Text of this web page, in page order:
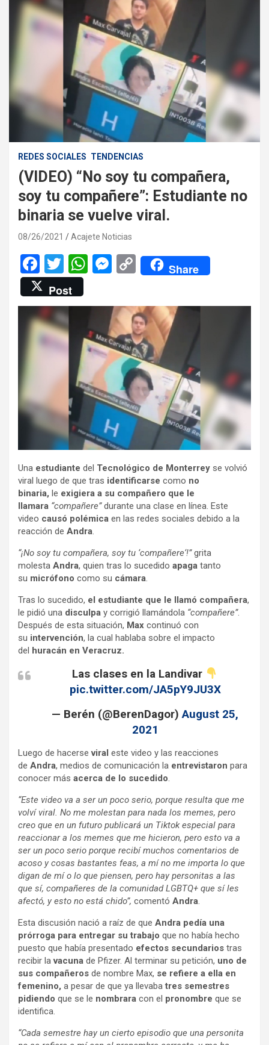
REDES SOCIALES TENDENCIAS
(VIDEO) “No soy tu compañera,
soy tu compañere”: Estudiante no
binaria se vuelve viral.
08/26/2021 Acajete Noticias
F
a
ce
b
o
T
wi
tt
er
W
at
A
p
p
M
se
n
g
er
C
o
py
Li
n
k
Share
Post
Una estudiante del Tecnológico de Monterrey se volvió
viral luego de que tras identificarse como no
binaria, le exigiera a su compañero que le
llamara “compañere”durante una clase en línea. Este
video causó polémica en las redes sociales debido a la
reacción de Andra.
“¡No soy tu compañera, soy tu ‘compañere‘!”grita
molesta Andra, quien tras lo sucedido apaga tanto
su micrófono como su cámara.
Tras lo sucedido, el estudiante que le llamó compañera,
le pidió una disculpa y corrigió llamándola “compañere”.
Después de esta situación, Max continuó con
su intervención, la cual hablaba sobre el impacto
del
huracán en Veracruz.
Las clases en la Landivar
pic.twitter.com/JA5pY9JU3X
— Berén (@BerenDagor)August 25,
2021
Luego de hacerseviral este video y las reacciones
de Andra, medios de comunicación la entrevistaron para
conocer más acerca de lo sucedido.
“Este video va a ser un poco serio, porque resulta que me
volví viral. No me molestan para nada los memes, pero
creo que en un futuro publicará un Tiktok especial para
reaccionar a los memes que me hicieron, pero esto va a
ser un poco serio porque recibí muchos comentarios de
acoso y cosas bastantes feas, a mí no me importa lo que
digan de mí o lo que piensen, pero hay personitas a las
que sí, compañeres de la comunidad LGBTQ+ que sí les
afectó, y esto no está chido”, comentó Andra.
Esta discusión nació a raíz de que Andra pedía una
prórroga para entregar su trabajo que no había hecho
puesto que había presentado efectos secundarios tras
recibir lavacuna de Pfizer. Al terminar su petición, uno de
sus compañeros de nombre Max, se refiere a ella en
femenino, a pesar de que ya llevabatres semestres
pidiendo que se le nombrara con el pronombre que se
identifica.
“Cada semestre hay un cierto episodio que una personita